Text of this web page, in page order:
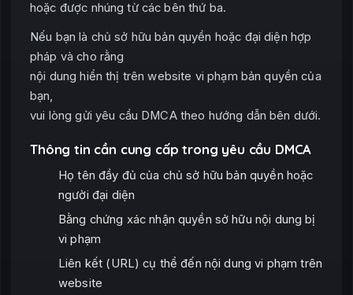
hoặc được nhúng từ các bên thứ ba.
Nếu bạn là chủ sở hữu bản quyền hoặc đại diện hợp
pháp và cho rằng
nội dung hiển thị trên website vi phạm bản quyền của
bạn,
vui lòng gửi yêu cầu DMCA theo hướng dẫn bên dưới.
Thông tin cần cung cấp trong yêu cầu DMCA
Họ tên đầy đủ của chủ sở hữu bản quyền hoặc
người đại diện
Bằng chứng xác nhận quyền sở hữu nội dung bị
vi phạm
Liên kết (URL) cụ thể đến nội dung vi phạm trên
website